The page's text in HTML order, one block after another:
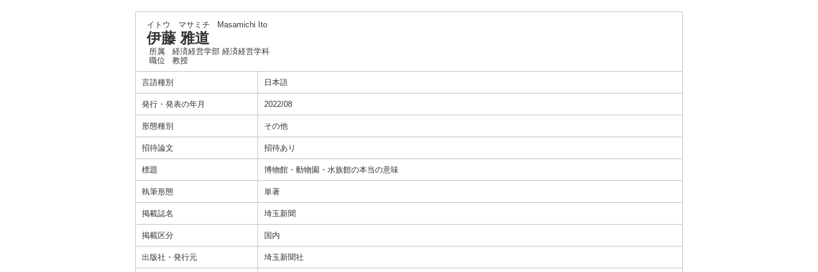
イトウ マサミチ Masamichi Ito
伊藤 雅道
所属
経済経営学部 経済経営学科
職位
教授
言語種別 日本語
発行・発表の年月 2022/08
形態種別 その他
招待論文 招待あり
標題 博物館・動物園・水族館の本当の意味
執筆形態 単著
掲載誌名 埼玉新聞
掲載区分 国内
出版社・発行元 埼玉新聞社